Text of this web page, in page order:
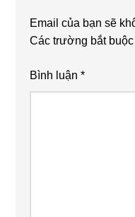
Email của bạn sẽ
Các trường bắt
Bình luận*